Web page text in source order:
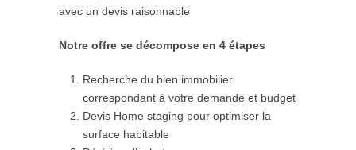
avec un devis raisonnable
Notre offre se décompose en 4 étapes
Recherche du bien immobilier
correspondant à votre demande et budget
Devis Home staging pour optimiser la
surface habitable